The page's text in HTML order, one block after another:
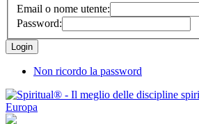
Email o nome utente:
Password:
Non ricordo la password